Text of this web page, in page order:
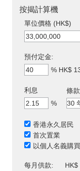
按揭計算機
單位價格 (HK$)
預付定金:
% HK$
利息
%
條款
香港永久居民
首次置業
以個人名義購
每月供款:
HK$